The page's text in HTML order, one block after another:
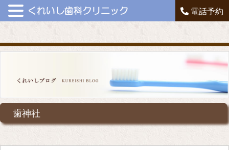
電話予約
歯神社